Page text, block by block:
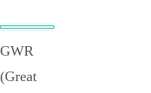
GWR
(Great